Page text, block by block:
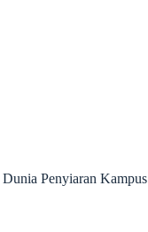
Penyiaran Kampus